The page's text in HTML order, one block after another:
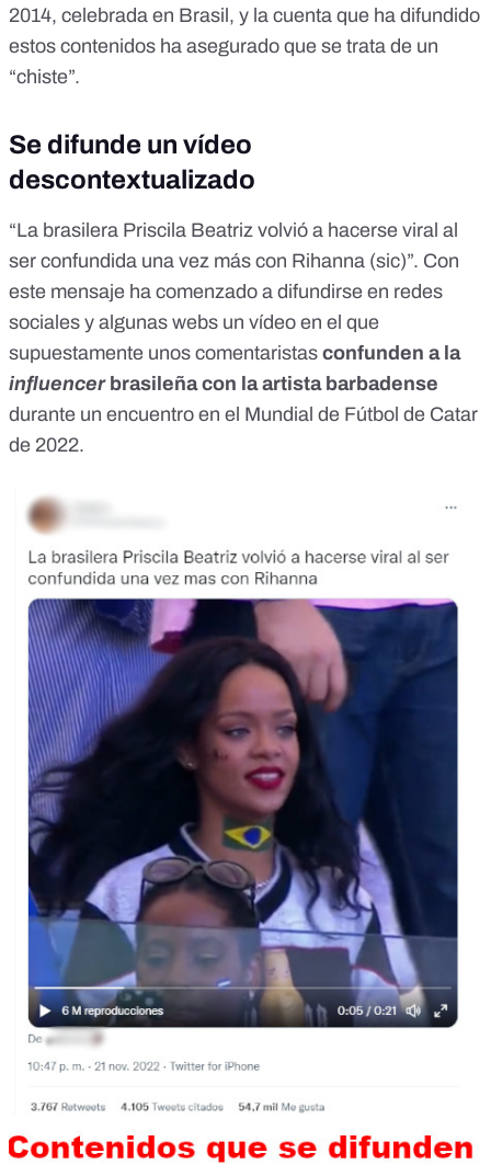
2014, celebrada en Brasil, y la cuenta que ha difundido
estos contenidos ha asegurado que se trata de un
“chiste”.
Se difunde un vídeo
descontextualizado
“La brasilera Priscila Beatriz volvió a hacerse viral al
ser confundida una vez más con Rihanna (sic)”. Con
este mensaje ha comenzado a difundirse en redes
sociales y algunas webs un vídeo en el que
supuestamente unos comentaristas confunden a la
influencer brasileña con la artista barbadense
durante un encuentro en el Mundial de Fútbol de Catar
de 2022.